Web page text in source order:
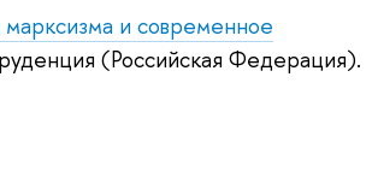
и современное
(Российская Федерация).